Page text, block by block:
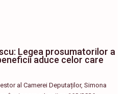
Legea prosumatorilor a
aduce celor care
al Camerei Deputaților, Simona